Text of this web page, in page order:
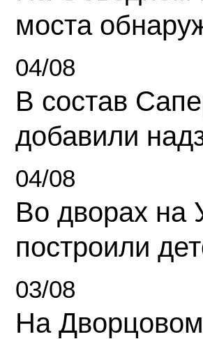
моста
04/08
В состав
добавили
04/08
Во дворах на
построили
03/08
На